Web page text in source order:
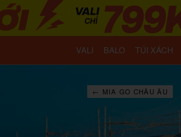
VALI BALO TÚI XÁCH
← MIA GO CHÂU ÂU